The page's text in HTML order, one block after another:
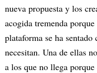
nueva propuesta y los
acogida tremenda
plataforma se ha
necesitan. Una de ellas
a los que no llega